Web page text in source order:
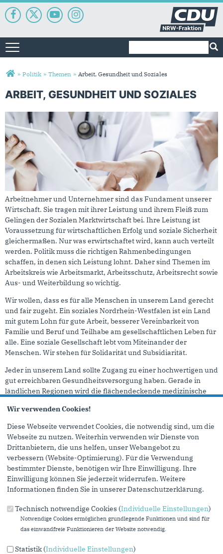
Toggle navigation
Sie sind hier
» Politik » Themen » Arbeit, Gesundheit und Soziales
ARBEIT, GESUNDHEIT UND SOZIALES
Arbeit, Gesundheit und Soziales
Arbeitnehmer und Unternehmer sind das Fundament unserer
Wirtschaft. Sie tragen mit ihrer Leistung und ihrem Fleiß zum
Gelingen der Sozialen Marktwirtschaft bei. Ihre Leistung ist
Voraussetzung für wirtschaftlichen Erfolg und soziale Sicherheit
gleichermaßen. Nur was erwirtschaftet wird, kann auch verteilt
werden. Politik muss die richtigen Rahmenbedingungen
schaffen, in denen sich Leistung lohnt. Daher sind Themen im
Arbeitskreis wie Arbeitsmarkt, Arbeitsschutz, Arbeitsrecht sowie
Aus- und Weiterbildung so wichtig.
Wir wollen, dass es für alle Menschen in unserem Land gerecht
und fair zugeht. Ein soziales Nordrhein-Westfalen ist ein Land
mit gutem Lohn für gute Arbeit, besserer Vereinbarkeit von
Familie und Beruf und Teilhabe am gesellschaftlichen Leben für
alle. Eine soziale Gesellschaft lebt vom Miteinander der
Menschen. Wir stehen für Solidarität und Subsidiarität.
Jeder in unserem Land sollte Zugang zu einer hochwertigen und
gut erreichbaren Gesundheitsversorgung haben. Gerade in
ländlichen Regionen wird die flächendeckende medizinische
wir innovative Antworten finden, Konzepte weiterentwickeln
und schnell umsetzen. Damit alle Menschen am medizinischen
Fortschritt teilhaben können, investieren wir erhebliche
Summen in die Krankenhausinfrastruktur.
Arbeitskreis
A 01 Arbeit, Gesundheit u. Soziales
konkrete Hilfe
15.07.2026
AKS
Wir verwenden Cookies!
Diese Webseite verwendet Cookies, die notwendig sind, um die
Webseite zu nutzen. Weiterhin verwenden wir Dienste von
Drittanbietern, die uns helfen, unser Webangebot zu
verbessern (Website-Optimierung). Für die Verwendung
bestimmter Dienste, benötigen wir Ihre Einwilligung. Ihre
Einwilligung können Sie jederzeit widerrufen. Weitere
Informationen finden Sie in unserer Datenschutzerklärung.
Technisch notwendige Cookies (Individuelle Einstellungen)
Notwendige Cookies ermöglichen grundlegende Funktionen und sind für
das einwandfreie Funktionieren der Website notwendig.
Statistik (Individuelle Einstellungen)